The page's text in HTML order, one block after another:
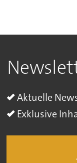
Aktuelle
Exklusive